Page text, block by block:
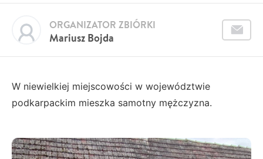
Mariusz Bojda
ORGANIZATOR ZBIÓRKI
W niewielkiej miejscowości w województwie
podkarpackim mieszka samotny mężczyzna.